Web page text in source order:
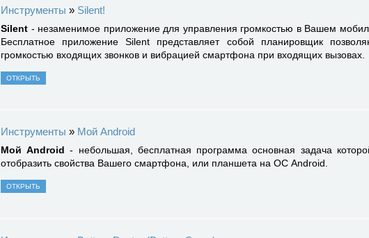
Инструменты » Silent!
Silent - незаменимое приложение для управления громкостью в Вашем
Бесплатное приложение Silent представляет собой планировщик
громкостью входящих звонков и вибрацией смартфона при входящих вызовах.
ОТКРЫТЬ
Инструменты » Мой Android
Мой Android - небольшая, бесплатная программа основная задача
отобразить свойства Вашего смартфона, или планшета на ОС Android.
ОТКРЫТЬ